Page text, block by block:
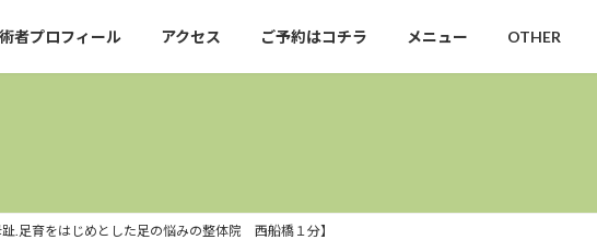
者プロフィール アクセス ご予約はコチラ メニュー OTHER
.足育をはじめとした足の悩みの整体院 西船橋１分】